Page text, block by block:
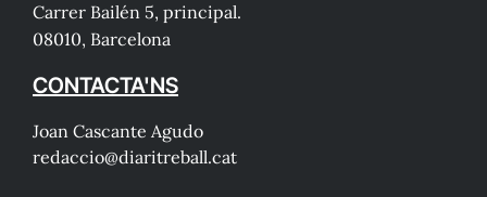
Carrer Bailén 5, principal.
08010, Barcelona
CONTACTA'NS
Joan Cascante Agudo
redaccio@diaritreball.cat